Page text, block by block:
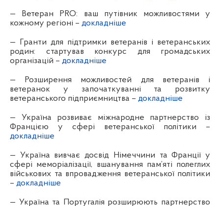
— Ветеран PRO: ваш путівник можливостями у
кожному регіоні – докладніше
— Гранти для підтримки ветеранів і ветеранських
родин: стартував конкурс для громадських
організацій – докладніше
— Розширення можливостей для ветеранів і
ветеранок у започаткуванні та розвитку
ветеранського підприємництва – докладніше
— Україна розвиває міжнародне партнерство із
Францією у сфері ветеранської політики –
докладніше
— Україна вивчає досвід Німеччини та Франції у
сфері меморіалізації, вшанування пам’яті полеглих
військових та впровадження ветеранської політики
– докладніше
— Україна та Португалія розширюють партнерство